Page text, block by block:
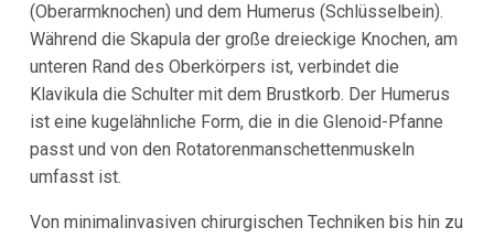
(Oberarmknochen) und dem Humerus (Schlüsselbein).
Während die Skapula der große dreieckige Knochen, am
unteren Rand des Oberkörpers ist, verbindet die
Klavikula die Schulter mit dem Brustkorb. Der Humerus
ist eine kugelähnliche Form, die in die Glenoid-Pfanne
passt und von den Rotatorenmanschettenmuskeln
umfasst ist.
Von minimalinvasiven chirurgischen Techniken bis hin zu